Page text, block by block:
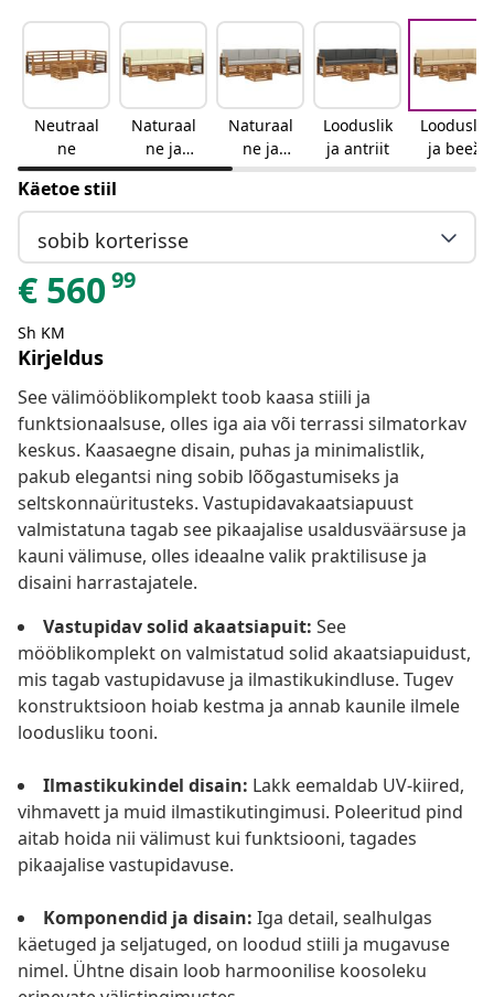
Neutraal
ne
Naturaal
ne ja
kreemjas
Naturaal
ne ja
helehall
Looduslik
ja antriit
Looduslik
ja beež
Käetoe stiil
sobib korterisse
€ 56099
Sh KM
Kirjeldus
See välimööblikomplekt toob kaasa stiili ja
funktsionaalsuse, olles iga aia või terrassi silmatorkav
keskus. Kaasaegne disain, puhas ja minimalistlik,
pakub elegantsi ning sobib lõõgastumiseks ja
seltskonnaüritusteks. Vastupidavakaatsiapuust
valmistatuna tagab see pikaajalise usaldusväärsuse ja
kauni välimuse, olles ideaalne valik praktilisuse ja
disaini harrastajatele.
Vastupidav solid akaatsiapuit: See
mööblikomplekt on valmistatud solid akaatsiapuidust,
mis tagab vastupidavuse ja ilmastikukindluse. Tugev
konstruktsioon hoiab kestma ja annab kaunile ilmele
loodusliku tooni.
Ilmastikukindel disain: Lakk eemaldab UV-kiired,
vihmavett ja muid ilmastikutingimusi. Poleeritud pind
aitab hoida nii välimust kui funktsiooni, tagades
pikaajalise vastupidavuse.
Komponendid ja disain: Iga detail, sealhulgas
käetuged ja seljatuged, on loodud stiili ja mugavuse
nimel. Ühtne disain loob harmoonilise koosoleku